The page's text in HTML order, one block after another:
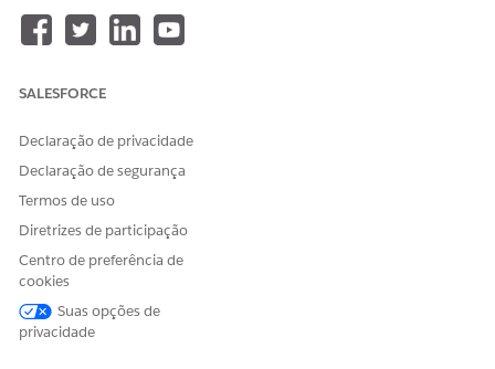
SALESFORCE
Declaração de privacidade
Declaração de segurança
Termos de uso
Diretrizes de participação
Centro de preferência de
cookies
Suas opções de
privacidade